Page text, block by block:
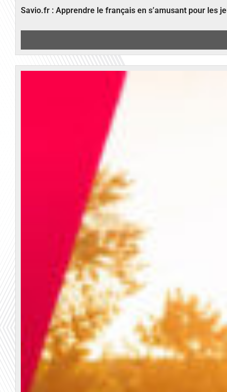
Savio.fr : Apprendre le français en s’amusant pour les